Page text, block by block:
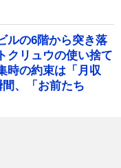
ルの6階から突き落
リュウの使い捨て
時の約束は「月収
、「お前たち